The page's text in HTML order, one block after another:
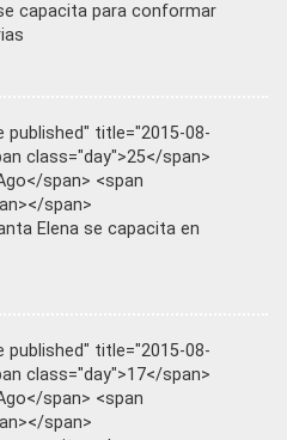
capacita para conformar
title="2015-08-
class="day">25</span>
span> <span
span>
Elena se capacita en
title="2015-08-
class="day">17</span>
span> <span
span>